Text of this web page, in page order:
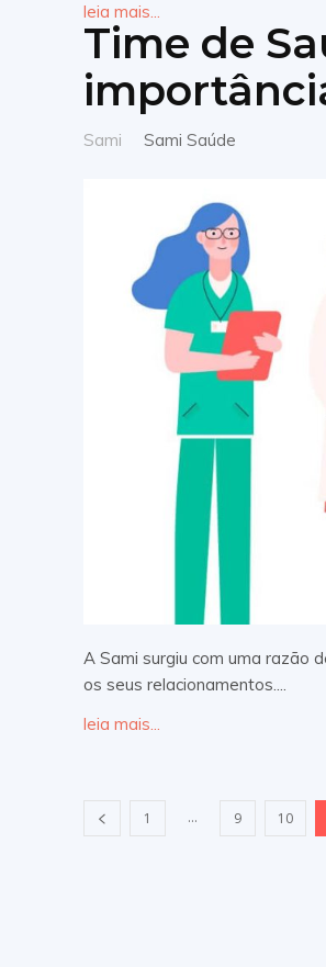
leia mais...
Time de
Sami Sami Saúde
A Sami surgiu com uma razão
os seus relacionamentos....
leia mais...
1 ... 9 10